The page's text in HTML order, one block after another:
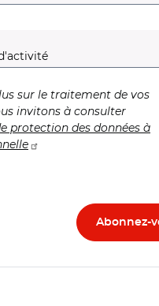
sur le traitement de vos
invitons à consulter
protection des données à